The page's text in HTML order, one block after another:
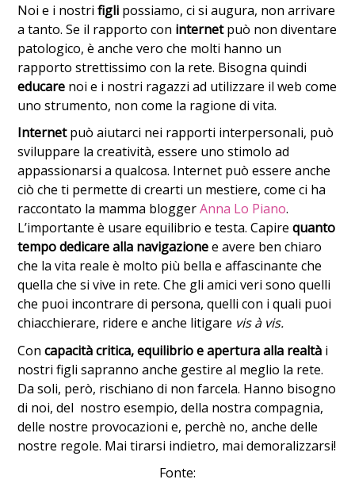
Noi e i nostrifigli possiamo, ci si augura, non arrivare
a tanto. Se il rapporto con internetpuò non diventare
patologico, è anche vero che molti hanno un
rapporto strettissimo con la rete. Bisogna quindi
educare noi e i nostri ragazzi ad utilizzare il web come
uno strumento, non come la ragione di vita.
Internetpuò aiutarci nei rapporti interpersonali, può
sviluppare la creatività, essere uno stimolo ad
appassionarsi a qualcosa. Internet può essere anche
ciò che ti permette di crearti un mestiere, come ci ha
raccontato la mamma bloggerAnna Lo Piano.
L’importante è usare equilibrio e testa. Capire quanto
tempo dedicare alla navigazionee avere ben chiaro
che la vita reale è molto più bella e affascinante che
quella che si vive in rete. Che gli amici veri sono quelli
che puoi incontrare di persona, quelli con i quali puoi
chiacchierare, ridere e anche litigare vis à vis.
Concapacità critica, equilibrio e apertura alla realtà i
nostri figli sapranno anche gestire al meglio la rete.
Da soli, però, rischiano di non farcela. Hanno bisogno
di noi, del nostro esempio, della nostra compagnia,
delle nostre provocazioni e, perchè no, anche delle
nostre regole. Mai tirarsi indietro, mai demoralizzarsi!
Fonte: